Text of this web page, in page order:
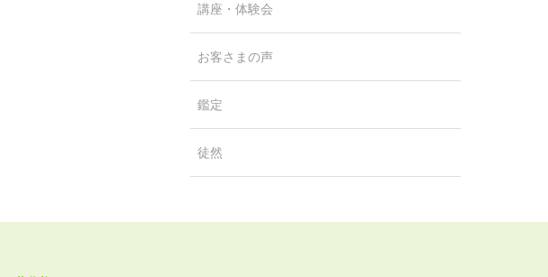
講座・体験会
お客さまの声
鑑定
徒然